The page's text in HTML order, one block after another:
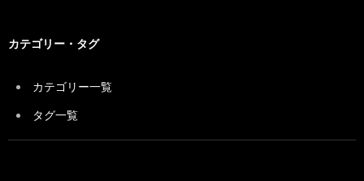
カテゴリー・タグ
カテゴリー一覧
タグ一覧